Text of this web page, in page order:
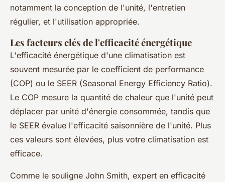
notamment la conception de l'unité, l'entretien
régulier, et l'utilisation appropriée.
Les facteurs clés de l'efficacité énergétique
L'efficacité énergétique d'une climatisation est
souvent mesurée par le coefficient de performance
(COP) ou le SEER (Seasonal Energy Efficiency Ratio).
Le COP mesure la quantité de chaleur que l'unité peut
déplacer par unité d'énergie consommée, tandis que
le SEER évalue l'efficacité saisonnière de l'unité. Plus
ces valeurs sont élevées, plus votre climatisation est
efficace.
Comme le souligne John Smith, expert en efficacité